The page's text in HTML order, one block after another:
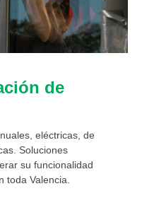
de
eléctricas, de
Soluciones
su funcionalidad
toda Valencia.